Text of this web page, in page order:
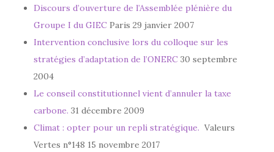
Discours d’ouverture de l’Assemblée plénière du
Groupe I du GIEC Paris 29 janvier 2007
Intervention conclusive lors du colloque sur les
stratégies d’adaptation de l’ONERC 30 septembre
2004
Le conseil constitutionnel vient d’annuler la taxe
carbone. 31 décembre 2009
Climat : opter pour un repli stratégique. Valeurs
Vertes n°148 15 novembre 2017